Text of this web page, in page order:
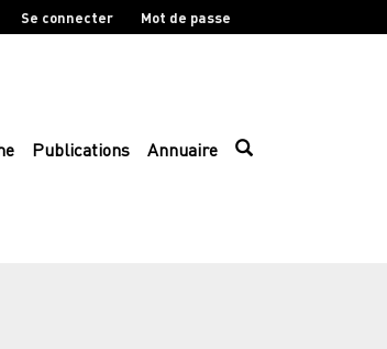
Se connecter Mot de passe
Publications Annuaire